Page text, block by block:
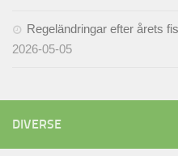
Regeländringar efter årets
2026-05-05
DIVERSE